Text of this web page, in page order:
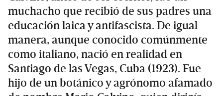
muchacho que recibió de sus padres una
educación laica y antifascista. De igual
manera, aunque conocido comúnmente
como italiano, nació en realidad en
Santiago de las Vegas, Cuba (1923). Fue
hijo de un botánico y agrónomo afamado